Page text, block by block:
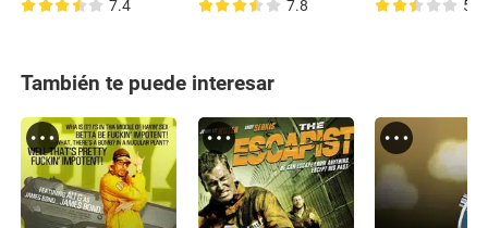
7.4 7.8 5.4
También te puede interesar